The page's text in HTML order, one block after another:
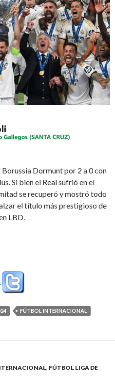
Dormunt por 2 a 0 con
Si bien el Real sufrió en el
se recuperó y mostró todo
el título más prestigioso de
LBD.
FÚTBOL INTERNACIONAL
, FÚTBOL LIGA DE